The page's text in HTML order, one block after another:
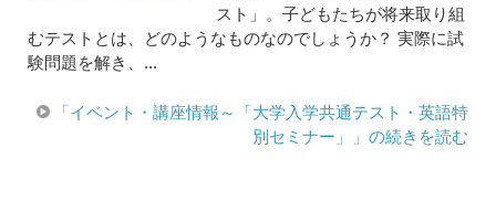
スト」。子どもたちが将来取り組
むテストとは、どのようなものなのでしょうか？ 実際に試
験問題を解き、...
「イベント・講座情報～「大学入学共通テスト・英語特
別セミナー」」の続きを読む